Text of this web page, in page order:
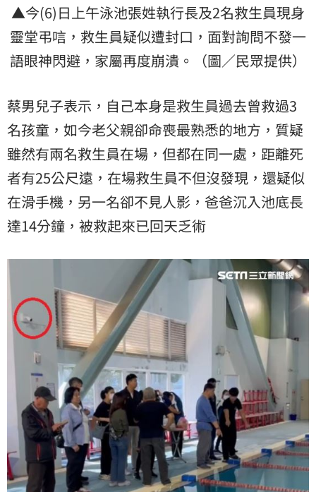
▲今(6)日上午泳池張姓執行長及2名救生員現身
靈堂弔唁，救生員疑似遭封口，面對詢問不發一
語眼神閃避，家屬再度崩潰。（圖／民眾提供）
蔡男兒子表示，自己本身是救生員過去曾救過3
名孩童，如今老父親卻命喪最熟悉的地方，質疑
雖然有兩名救生員在場，但都在同一處，距離死
者有25公尺遠，在場救生員不但沒發現，還疑似
在滑手機，另一名卻不見人影，爸爸沉入池底長
達14分鐘，被救起來已回天乏術